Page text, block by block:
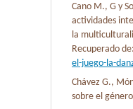
Cano M., G y
actividades
la
Recuperado de:
el-juego-la-
Chávez G.,
sobre el